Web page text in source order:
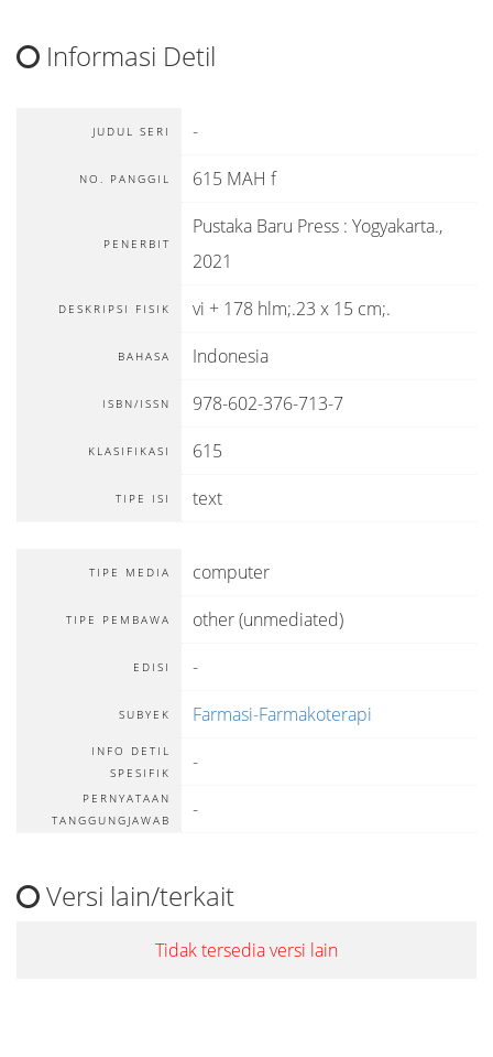
Informasi Detil
JUDUL SERI -
NO. PANGGIL 615 MAH f
PENERBIT
Pustaka Baru Press : Yogyakarta.,
2021
DESKRIPSI FISIK vi + 178 hlm;.23 x 15 cm;.
BAHASA Indonesia
ISBN/ISSN 978-602-376-713-7
KLASIFIKASI 615
TIPE ISI text
TIPE MEDIA computer
TIPE PEMBAWA other (unmediated)
EDISI -
SUBYEK Farmasi-Farmakoterapi
INFO DETIL
SPESIFIK
-
PERNYATAAN
TANGGUNGJAWAB
-
Versi lain/terkait
Tidak tersedia versi lain